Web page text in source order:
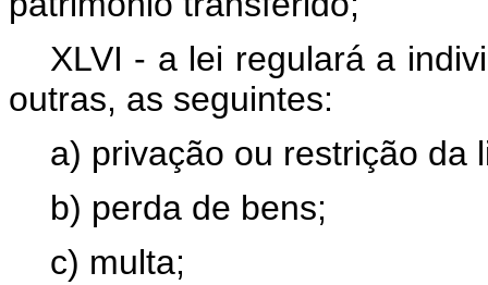
XLVI - a lei regulará a
outras, as seguintes:
a) privação ou restrição da
b) perda de bens;
c) multa;